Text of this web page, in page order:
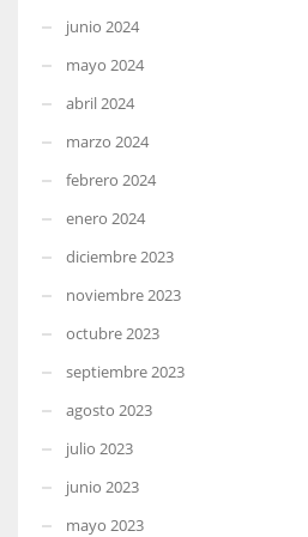
junio 2024
mayo 2024
abril 2024
marzo 2024
febrero 2024
enero 2024
diciembre 2023
noviembre 2023
octubre 2023
septiembre 2023
agosto 2023
julio 2023
junio 2023
mayo 2023